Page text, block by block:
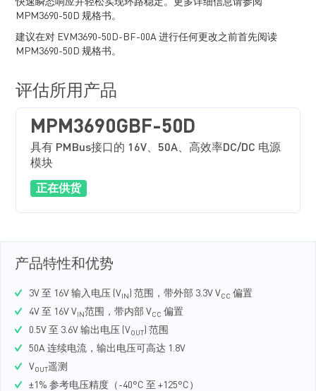
快速瞬态响应并轻松实现环路稳定。更多详细信息请参阅
MPM3690-50D 规格书。
建议在对 EVM3690-50D-BF-00A 进行任何更改之前首先阅读
MPM3690-50D 规格书。
评估所用产品
MPM3690GBF-50D
具有 PMBus接口的 16V、50A、高效率DC/DC 电源
模块
正在供货
产品特性和优势
3V 至 16V 输入电压 (V IN ) 范围，带外部 3.3V V CC 偏置
4V 至 16V V IN 范围，带内部 V CC 偏置
0.5V 至 3.6V 输出电压 (V OUT) 范围
50A 连续电流，输出电压可高达 1.8V
V OUT遥测
±1% 参考电压精度（-40°C 至 +125°C）